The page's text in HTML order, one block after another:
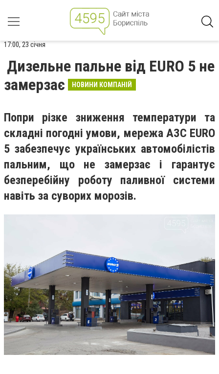
17:00, 23 січня
Дизельне пальне від EURO 5 не
замерзає
НОВИНИ КОМПАНІЙ
Попри різке зниження температури та
складні погодні умови, мережа АЗС EURO
5 забезпечує українських автомобілістів
пальним, що не замерзає і гарантує
безперебійну роботу паливної системи
навіть за суворих морозів.